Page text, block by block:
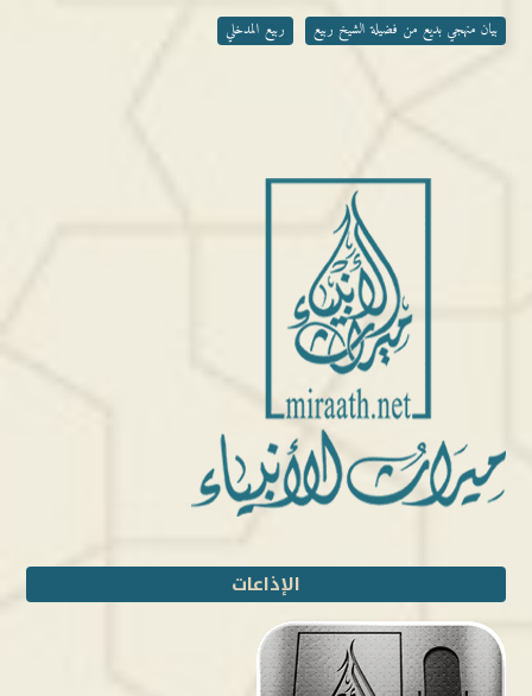
بيان منهجي بديع من فضيلة الشيخ ربيع ربيع المدخلي
الإذاعات